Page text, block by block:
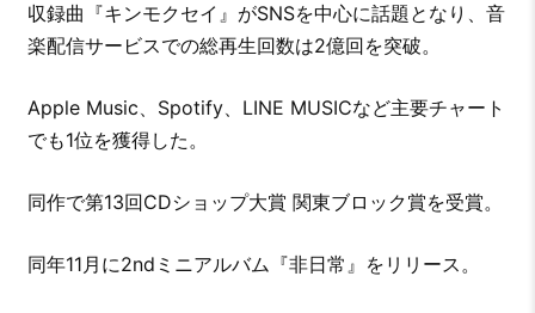
収録曲『キンモクセイ』がSNSを中心に話題となり、音
楽配信サービスでの総再生回数は2億回を突破。
Apple Music、Spotify、LINE MUSICなど主要チャート
でも1位を獲得した。
同作で第13回CDショップ大賞 関東ブロック賞を受賞。
同年11月に2ndミニアルバム『非日常』をリリース。